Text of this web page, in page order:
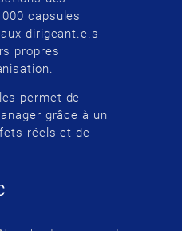
capsules
dirigeant.e.s
propres
permet de
grâce à un
réels et de